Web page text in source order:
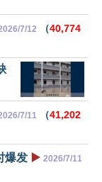
7/12 （40,774
7/11 （41,202
爆发 ▶️ 2026/7/11